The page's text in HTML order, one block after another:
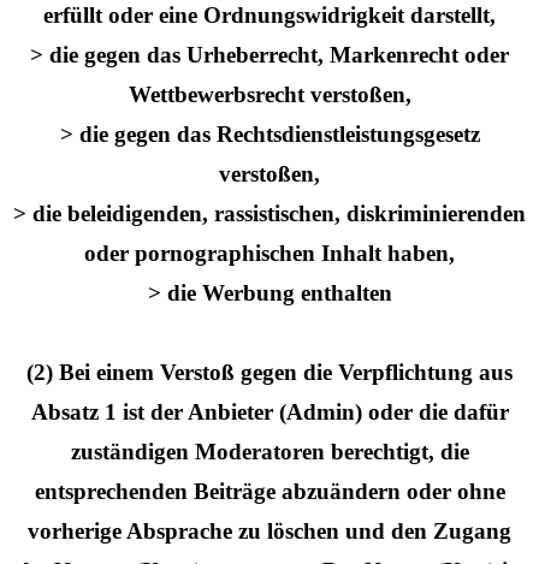
erfüllt oder eine Ordnungswidrigkeit darstellt,
> die gegen das Urheberrecht, Markenrecht oder
Wettbewerbsrecht verstoßen,
> die gegen das Rechtsdienstleistungsgesetz
verstoßen,
> die beleidigenden, rassistischen, diskriminierenden
oder pornographischen Inhalt haben,
> die Werbung enthalten
(2) Bei einem Verstoß gegen die Verpflichtung aus
Absatz 1 ist der Anbieter (Admin) oder die dafür
zuständigen Moderatoren berechtigt, die
entsprechenden Beiträge abzuändern oder ohne
vorherige Absprache zu löschen und den Zugang